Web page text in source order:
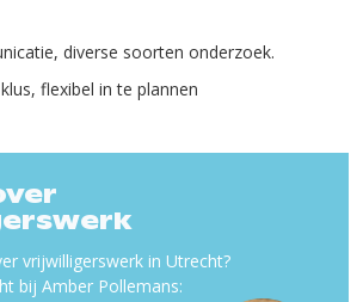
diverse soorten onderzoek.
flexibel in te plannen
vrijwilligerswerk in Utrecht?
bij Amber Pollemans: